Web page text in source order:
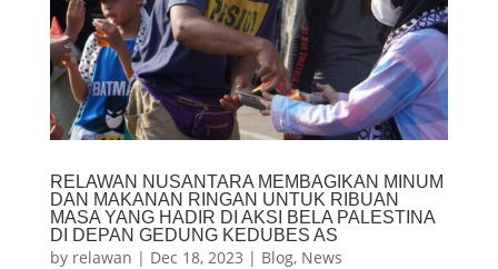
RELAWAN NUSANTARA MEMBAGIKAN MINUM
DAN MAKANAN RINGAN UNTUK RIBUAN
MASA YANG HADIR DI AKSI BELA PALESTINA
DI DEPAN GEDUNG KEDUBES AS
by relawan | Dec 18, 2023 | Blog, News